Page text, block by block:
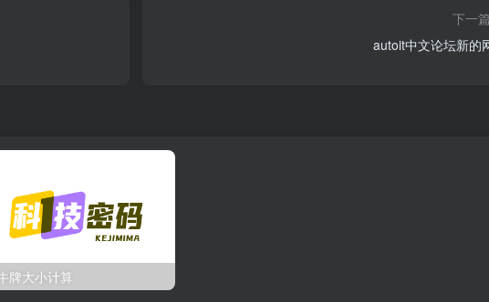
下一
autoit中文论坛新的
牌大小计算